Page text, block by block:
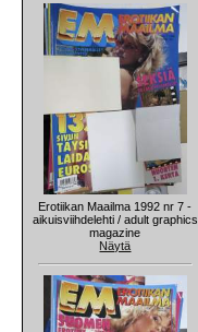
Erotiikan Maailma 1992 nr 7 -
aikuisviihdelehti / adult graphics
magazine
Näytä